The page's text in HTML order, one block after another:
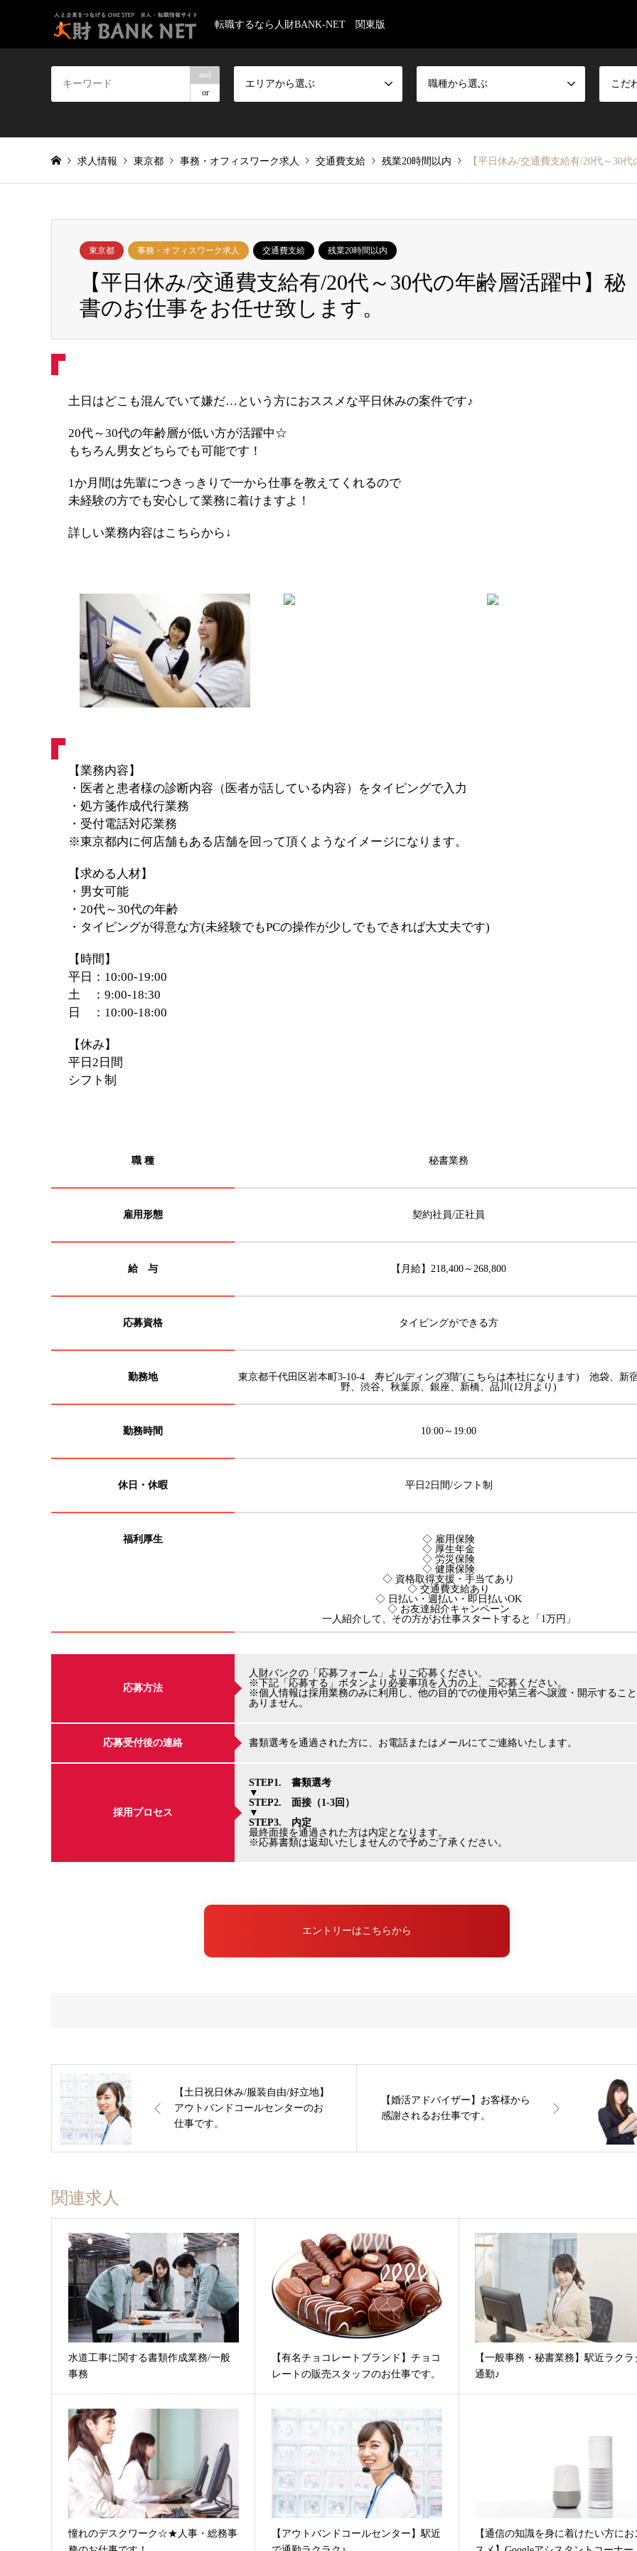
転職するなら人財BANK-NET 関東版
and
or
エリアから選ぶ 職種から選ぶ こだ
求人情報 東京都 事務・オフィスワーク求人 交通費支給 残業20時間以内 【平日休み/交通費支給有/20代～30
東京都 事務・オフィスワーク求人 交通費支給 残業20時間以内
【平日休み/交通費支給有/20代～30代の年齢層活躍中】秘
書のお仕事をお任せ致します。
土日はどこも混んでいて嫌だ…という方におススメな平日休みの案件です♪
20代～30代の年齢層が低い方が活躍中☆
もちろん男女どちらでも可能です！
1か月間は先輩につきっきりで一から仕事を教えてくれるので
未経験の方でも安心して業務に着けますよ！
詳しい業務内容はこちらから↓
【業務内容】
・医者と患者様の診断内容（医者が話している内容）をタイピングで入力
・処方箋作成代行業務
・受付電話対応業務
※東京都内に何店舗もある店舗を回って頂くようなイメージになります。
【求める人材】
・男女可能
・20代～30代の年齢
・タイピングが得意な方(未経験でもPCの操作が少しでもできれば大丈夫です)
【時間】
平日：10:00-19:00
土 ：9:00-18:30
日 ：10:00-18:00
【休み】
平日2日間
シフト制
職 種 秘書業務
雇用形態 契約社員/正社員
給 与 【月給】218,400～268,800
応募資格 タイピングができる方
勤務地
東京都千代田区岩本町3-10-4 寿ビルディング3階’(こちらは本社になります) 池袋、新
野、渋谷、秋葉原、銀座、新橋、品川(12月より)
勤務時間 10:00～19:00
休日・休暇 平日2日間/シフト制
福利厚生
◇ 雇用保険
◇ 厚生年金
◇ 労災保険
◇ 健康保険
◇ 資格取得支援・手当てあり
◇ 交通費支給あり
◇ 日払い・週払い・即日払いOK
◇ お友達紹介キャンペーン
一人紹介して、その方がお仕事スタートすると「1万円」
応募方法
人財バンクの「応募フォーム」よりご応募ください。
※下記「応募する」ボタンより必要事項を入力の上、ご応募ください。
※個人情報は採用業務のみに利用し、他の目的での使用や第三者へ譲渡・開示するこ
ありません。
応募受付後の連絡 書類選考を通過された方に、お電話またはメールにてご連絡いたします。
採用プロセス
STEP1. 書類選考
▼
STEP2. 面接（1-3回）
▼
STEP3. 内定
最終面接を通過された方は内定となります。
※応募書類は返却いたしませんので予めご了承ください。
エントリーはこちらから
【土日祝日休み/服装自由/好立地】
アウトバンドコールセンターのお
仕事です。
【婚活アドバイザー】お客様から
感謝されるお仕事です。
関連求人
水道工事に関する書類作成業務/一般
事務
【有名チョコレートブランド】チョコ
レートの販売スタッフのお仕事です。
【一般事務・秘書業務】駅近ラクラ
通勤♪
憧れのデスクワーク☆★人事・総務事
【アウトバンドコールセンター】駅近
【通信の知識を身に着けたい方にお